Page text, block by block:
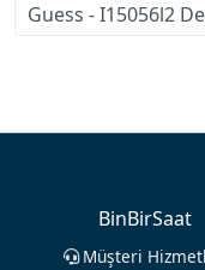
Guess - I15056l2
BinBirSaat
Müşteri